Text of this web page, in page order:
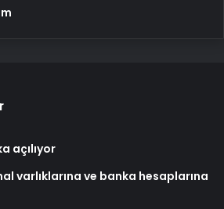
açılıyor
varlıklarına ve banka hesaplarına